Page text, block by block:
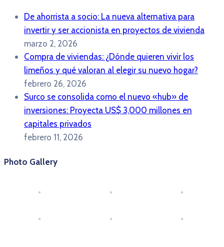
De ahorrista a socio: La nueva alternativa para
invertir y ser accionista en proyectos de vivienda
marzo 2, 2026
Compra de viviendas: ¿Dónde quieren vivir los
limeños y qué valoran al elegir su nuevo hogar?
febrero 26, 2026
Surco se consolida como el nuevo «hub» de
inversiones: Proyecta US$ 3,000 millones en
capitales privados
febrero 11, 2026
Photo Gallery